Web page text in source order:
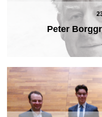
Peter